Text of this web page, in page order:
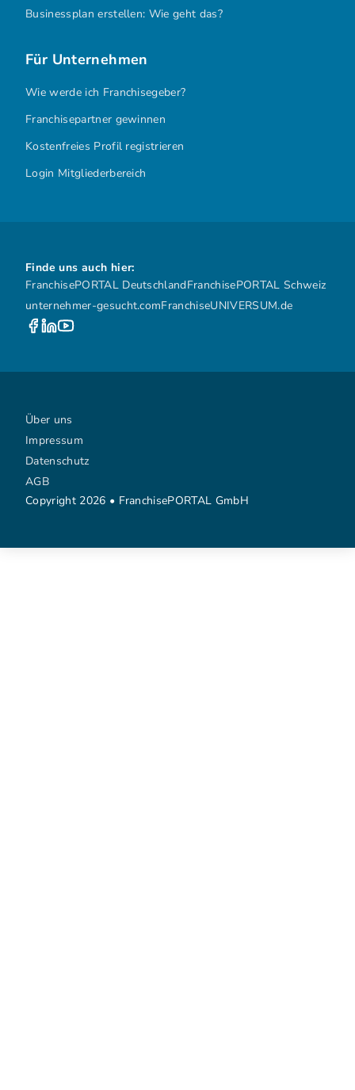
Businessplan erstellen: Wie geht das?
Für Unternehmen
Wie werde ich Franchisegeber?
Franchisepartner gewinnen
Kostenfreies Profil registrieren
Login Mitgliederbereich
Finde uns auch hier:
FranchisePORTAL DeutschlandFranchisePORTAL Schweiz
unternehmer-gesucht.comFranchiseUNIVERSUM.de
Copyright 2026 • FranchisePORTAL GmbH
Über uns
Impressum
Datenschutz
AGB